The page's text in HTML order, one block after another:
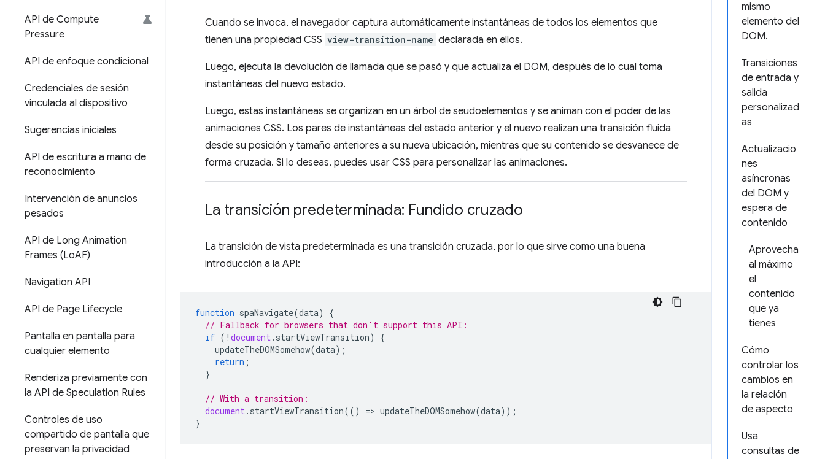
API de Compute
Pressure
API de enfoque condicional
Credenciales de sesión
vinculada al dispositivo
Sugerencias iniciales
API de escritura a mano de
reconocimiento
Intervención de anuncios
pesados
API de Long Animation
Frames (LoAF)
Navigation API
API de Page Lifecycle
Pantalla en pantalla para
cualquier elemento
Renderiza previamente con
la API de Speculation Rules
Controles de uso
compartido de pantalla que
preservan la privacidad
mismo
elemento del
DOM.
Transiciones
de entrada y
salida
personalizad
as
Actualizacio
nes
asíncronas
del DOM y
espera de
contenido
Aprovecha
al máximo
el
contenido
que ya
tienes
Cómo
controlar los
cambios en
la relación
de aspecto
Usa
consultas de
Cuando se invoca, el navegador captura automáticamente instantáneas de todos los elementos que
tienen una propiedad CSS view-transition-name declarada en ellos.
Luego, ejecuta la devolución de llamada que se pasó y que actualiza el DOM, después de lo cual toma
instantáneas del nuevo estado.
Luego, estas instantáneas se organizan en un árbol de seudoelementos y se animan con el poder de las
animaciones CSS. Los pares de instantáneas del estado anterior y el nuevo realizan una transición fluida
desde su posición y tamaño anteriores a su nueva ubicación, mientras que su contenido se desvanece de
forma cruzada. Si lo deseas, puedes usar CSS para personalizar las animaciones.
La transición predeterminada: Fundido cruzado
La transición de vista predeterminada es una transición cruzada, por lo que sirve como una buena
introducción a la API:
function spaNavigate(data)
{
// Fallback for browsers that don't support this API:
if ( ! document. startViewTransition)
{
updateTheDOMSomehow(data);
return ;
}
// With a transition:
document. startViewTransition(() => updateTheDOMSomehow(data));
}